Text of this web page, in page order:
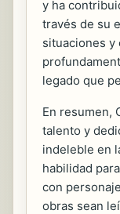
y ha
través de su
situaciones y
legado que
En resumen,
talento y
indeleble en
habilidad
con
obras sean